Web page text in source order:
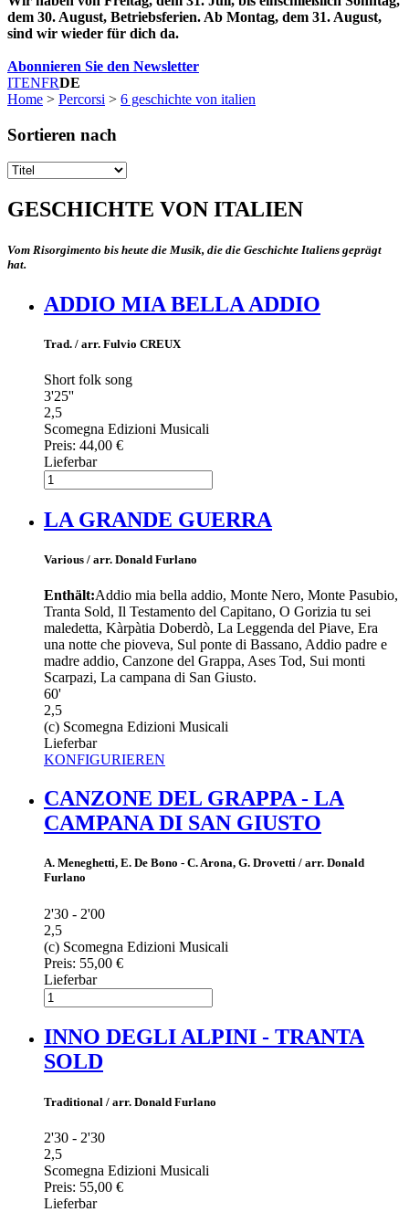
dem 30. August, Betriebsferien. Ab Montag, dem 31. August,
sind wir wieder für dich da.
Abonnieren Sie den Newsletter
ITENFRDE
Home > Percorsi > 6 geschichte von italien
Sortieren nach
GESCHICHTE VON ITALIEN
Vom Risorgimento bis heute die Musik, die die Geschichte Italiens geprägt
hat.
ADDIO MIA BELLA ADDIO
Trad. / arr. Fulvio CREUX
Short folk song
3'25''
2,5
Scomegna Edizioni Musicali
Preis: 44,00 €
Lieferbar
LA GRANDE GUERRA
Various / arr. Donald Furlano
Enthält:Addio mia bella addio, Monte Nero, Monte Pasubio,
Tranta Sold, Il Testamento del Capitano, O Gorizia tu sei
maledetta, Kàrpàtia Doberdò, La Leggenda del Piave, Era
una notte che pioveva, Sul ponte di Bassano, Addio padre e
madre addio, Canzone del Grappa, Ases Tod, Sui monti
Scarpazi, La campana di San Giusto.
60'
2,5
(c) Scomegna Edizioni Musicali
Lieferbar
KONFIGURIEREN
CANZONE DEL GRAPPA - LA
CAMPANA DI SAN GIUSTO
A. Meneghetti, E. De Bono - C. Arona, G. Drovetti / arr. Donald
Furlano
2'30 - 2'00
2,5
(c) Scomegna Edizioni Musicali
Preis: 55,00 €
Lieferbar
INNO DEGLI ALPINI - TRANTA
SOLD
Traditional / arr. Donald Furlano
2'30 - 2'30
2,5
Scomegna Edizioni Musicali
Preis: 55,00 €
Lieferbar